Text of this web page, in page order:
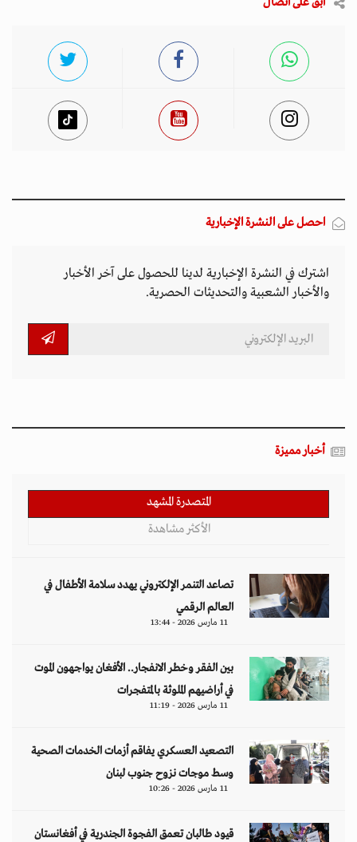
احصل على النشرة الإخبارية
اشترك في النشرة الإخبارية لدينا للحصول على آخر الأخبار
والأخبار الشعبية والتحديثات الحصرية.
أخبار مميزة
المتصدرة المشهد
الأكثر مشاهدة
تصاعد التنمر الإلكتروني يهدد سلامة الأطفال في
العالم الرقمي
11 مارس 2026 - 13:44
بين الفقر وخطر الانفجار.. الأفغان يواجهون الموت
في أراضيهم الملوثة بالمتفجرات
11 مارس 2026 - 11:19
التصعيد العسكري يفاقم أزمات الخدمات الصحية
وسط موجات نزوح جنوب لبنان
11 مارس 2026 - 10:26
قيود طالبان تعمق الفجوة الجندرية في أفغانستان